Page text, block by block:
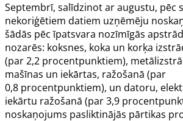
Septembrī, salīdzinot ar augustu, pēc
nekoriģētiem datiem uzņēmēju
šādās pēc īpatsvara nozīmīgās
nozarēs: koksnes, koka un korķa
(par 2,2 procentpunktiem),
mašīnas un iekārtas, ražošanā (par
0,8 procentpunktiem), un datoru,
iekārtu ražošanā (par 3,9
noskaņojums pasliktinājās pārtikas